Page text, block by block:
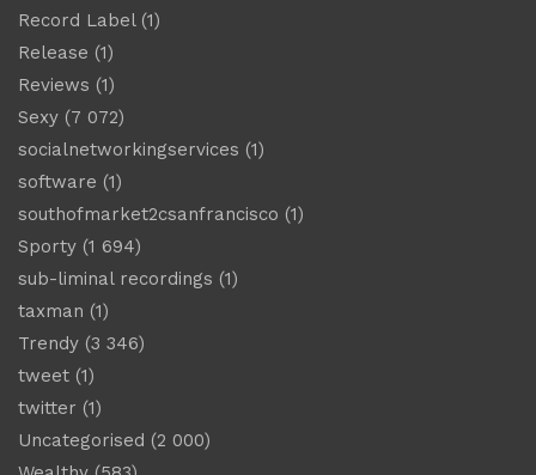
Record Label (1)
Release (1)
Reviews (1)
Sexy (7 072)
socialnetworkingservices (1)
software (1)
southofmarket2csanfrancisco (1)
Sporty (1 694)
sub-liminal recordings (1)
taxman (1)
Trendy (3 346)
tweet (1)
twitter (1)
Uncategorised (2 000)